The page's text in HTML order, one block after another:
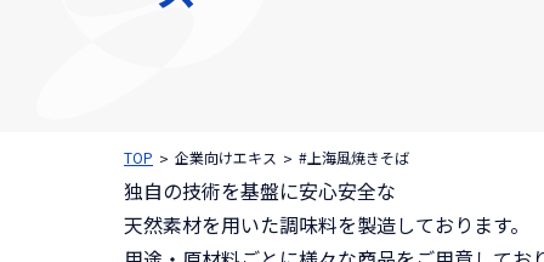
TOP 企業向けエキス #上海風焼きそば
独自の技術を基盤に安心安全な
天然素材を用いた調味料を製造しております。